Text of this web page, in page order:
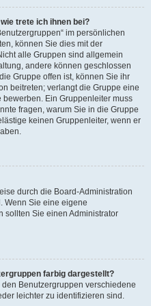
trete ich ihnen bei?
im persönlichen
können Sie dies mit der
alle Gruppen sind allgemein
andere können geschlossen
Gruppe offen ist, können Sie ihr
beitreten; verlangt die Gruppe eine
bewerben. Ein Gruppenleiter muss
fragen, warum Sie in die Gruppe
keinen Gruppenleiter, wenn er
durch die Board-Administration
Wenn Sie eine eigene
sollten Sie einen Administrator
farbig dargestellt?
Benutzergruppen verschiedene
leichter zu identifizieren sind.